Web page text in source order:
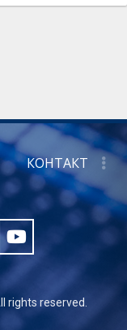
КОНТАКТ
rights reserved.